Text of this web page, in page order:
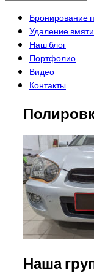
Бронирование
Удаление
Наш блог
Портфолио
Видео
Контакты
Наша